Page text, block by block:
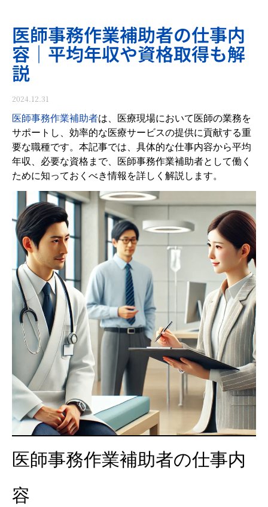
医師事務作業補助者の仕事内
容｜平均年収や資格取得も解
説
2024.12.31
医師事務作業補助者は、医療現場において医師の業務を
サポートし、効率的な医療サービスの提供に貢献する重
要な職種です。本記事では、具体的な仕事内容から平均
年収、必要な資格まで、医師事務作業補助者として働く
ために知っておくべき情報を詳しく解説します。
医師事務作業補助者の仕事内
容